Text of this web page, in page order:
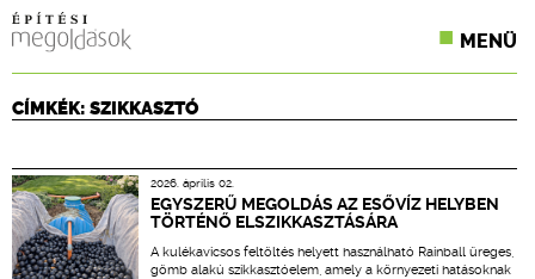
MENÜ
KONFERENCIÁK
CPR TERMÉKKIÍRÁS
ÉPÍTÉSI JOG
CÍMKÉK: SZIKKASZTÓ
2026. április 02.
EGYSZERŰ MEGOLDÁS AZ ESŐVÍZ HELYBEN
TÖRTÉNŐ ELSZIKKASZTÁSÁRA
A kulékavicsos feltöltés helyett használható Rainball üreges,
gömb alakú szikkasztóelem, amely a környezeti hatásoknak